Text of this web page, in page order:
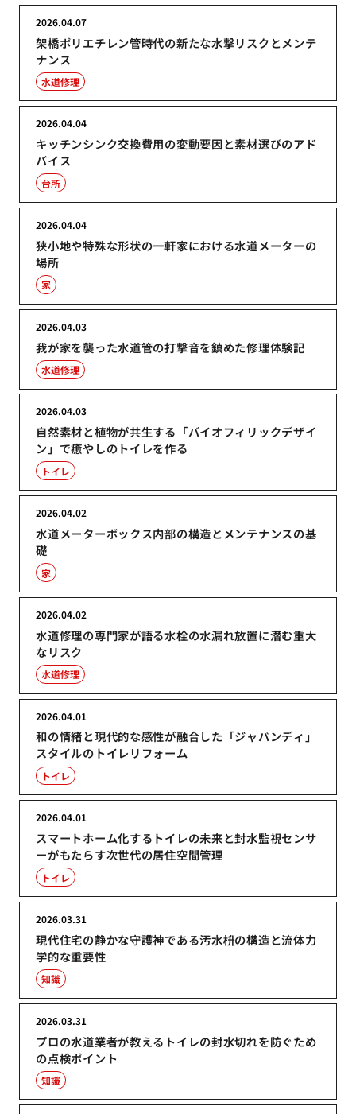
架橋ポリエチレン管時代の新たな水撃リスクとメンテ
ナンス
2026.04.07
水道修理
キッチンシンク交換費用の変動要因と素材選びのアド
バイス
2026.04.04
台所
狭小地や特殊な形状の一軒家における水道メーターの
場所
2026.04.04
家
我が家を襲った水道管の打撃音を鎮めた修理体験記
2026.04.03
水道修理
自然素材と植物が共生する「バイオフィリックデザイ
ン」で癒やしのトイレを作る
2026.04.03
トイレ
水道メーターボックス内部の構造とメンテナンスの基
礎
2026.04.02
家
水道修理の専門家が語る水栓の水漏れ放置に潜む重大
なリスク
2026.04.02
水道修理
和の情緒と現代的な感性が融合した「ジャパンディ」
スタイルのトイレリフォーム
2026.04.01
トイレ
スマートホーム化するトイレの未来と封水監視センサ
ーがもたらす次世代の居住空間管理
2026.04.01
トイレ
現代住宅の静かな守護神である汚水枡の構造と流体力
学的な重要性
2026.03.31
知識
プロの水道業者が教えるトイレの封水切れを防ぐため
の点検ポイント
2026.03.31
知識